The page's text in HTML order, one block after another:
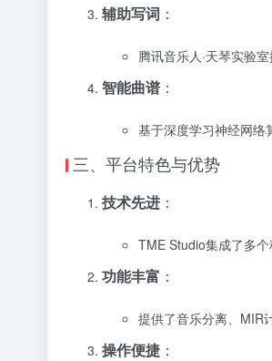
辅助写词 ：
腾讯音乐人·天琴实验
智能曲谱 ：
基于深度学习神经网络
三、平台特色与优势
技术先进 ：
TME Studio集成了多
功能丰富 ：
提供了音乐分离、MIR
操作便捷 ：